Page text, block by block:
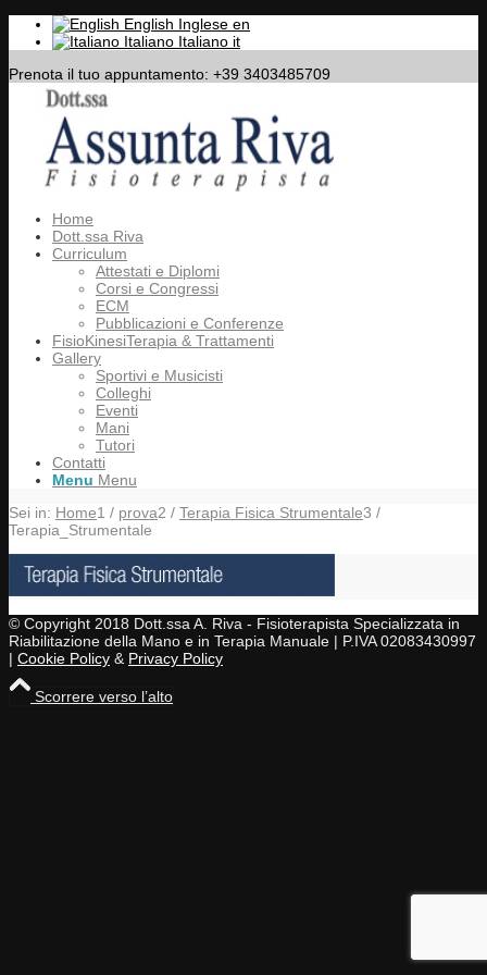
English Inglese en
Italiano Italiano it
Prenota il tuo appuntamento: +39 3403485709
Home
Dott.ssa Riva
Curriculum
Attestati e Diplomi
Corsi e Congressi
ECM
Pubblicazioni e Conferenze
FisioKinesiTerapia & Trattamenti
Gallery
Sportivi e Musicisti
Colleghi
Eventi
Mani
Tutori
Contatti
Menu Menu
Sei in: Home1 / prova2 / Terapia Fisica Strumentale3 /
Terapia_Strumentale
© Copyright 2018 Dott.ssa A. Riva - Fisioterapista Specializzata in
Riabilitazione della Mano e in Terapia Manuale | P.IVA 02083430997
| Cookie Policy & Privacy Policy
Scorrere verso l’alto